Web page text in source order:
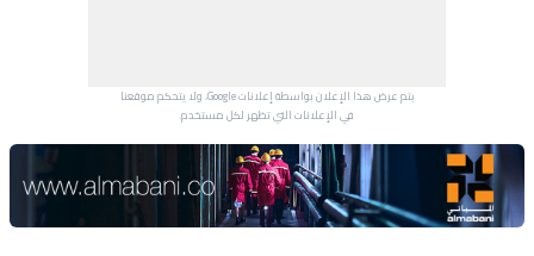
يتم عرض هذا الإعلان بواسطة إعلانات Google، ولا يتحكم موقعنا
في الإعلانات التي تظهر لكل مستخدم.
Advertisement Section